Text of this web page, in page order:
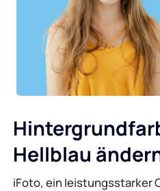
KI-Hintergrundgenerator
Online-
Bildrechte
KI-Gesichtsgenerator
PDF online komprimieren
PDF-Datei online
Konvertieren Sie PDF
Konvertieren Sie PDF
Konvertieren Sie PDF
Hellblau
iFoto, ein leistungsstarker